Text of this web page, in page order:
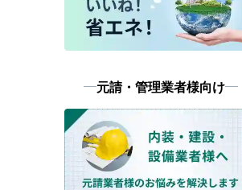
元請・管理業者様向け